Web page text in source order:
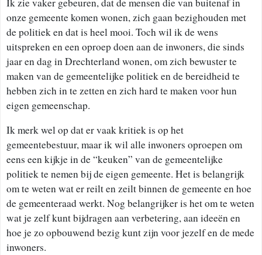
onze gemeente komen wonen, zich gaan bezighouden met
de politiek en dat is heel mooi. Toch wil ik de wens
uitspreken en een oproep doen aan de inwoners, die sinds
jaar en dag in Drechterland wonen, om zich bewuster te
maken van de gemeentelijke politiek en de bereidheid te
hebben zich in te zetten en zich hard te maken voor hun
eigen gemeenschap.
Ik merk wel op dat er vaak kritiek is op het
gemeentebestuur, maar ik wil alle inwoners oproepen om
eens een kijkje in de “keuken” van de gemeentelijke
politiek te nemen bij de eigen gemeente. Het is belangrijk
om te weten wat er reilt en zeilt binnen de gemeente en hoe
de gemeenteraad werkt. Nog belangrijker is het om te weten
wat je zelf kunt bijdragen aan verbetering, aan ideeën en
hoe je zo opbouwend bezig kunt zijn voor jezelf en de mede
inwoners.